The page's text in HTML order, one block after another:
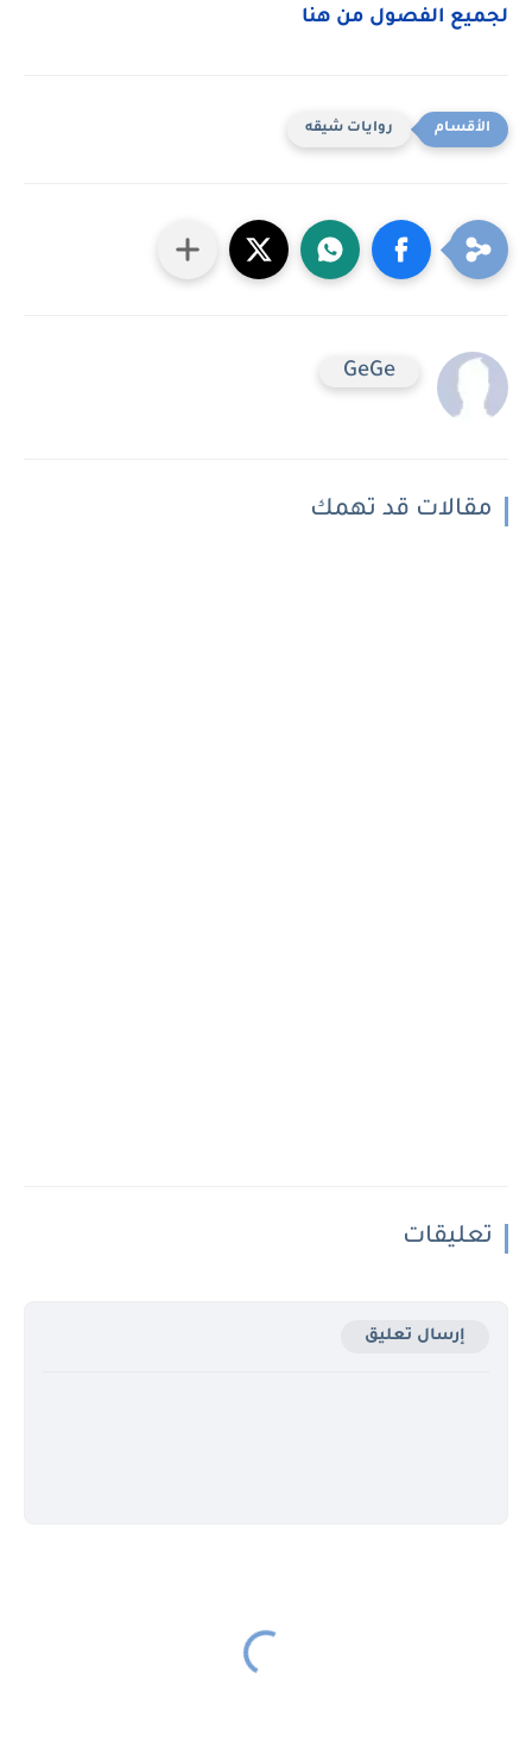
لجميع الفصول من هنا
روايات شيقه
GeGe
مقالات قد تهمك
تعليقات
إرسال تعليق